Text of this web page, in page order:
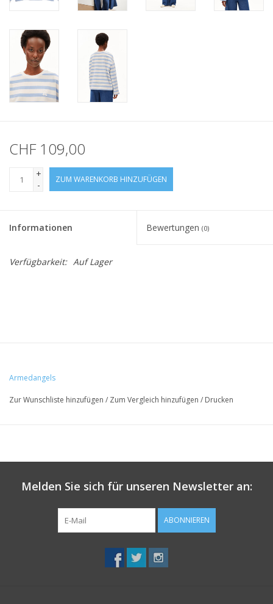
CHF 109,00
+
-
ZUM WARENKORB HINZUFÜGEN
Informationen Bewertungen (0)
Verfügbarkeit: Auf Lager
Armedangels
Zur Wunschliste hinzufügen / Zum Vergleich hinzufügen / Drucken
Melden Sie sich für unseren Newsletter an:
ABONNIEREN